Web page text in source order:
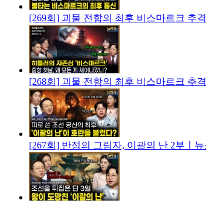
[269회] 괴물 전함의 최후 비스마르크 추
[268회] 괴물 전함의 최후 비스마르크 추
[267회] 반정의 그림자, 이괄의 난 2부ㅣ